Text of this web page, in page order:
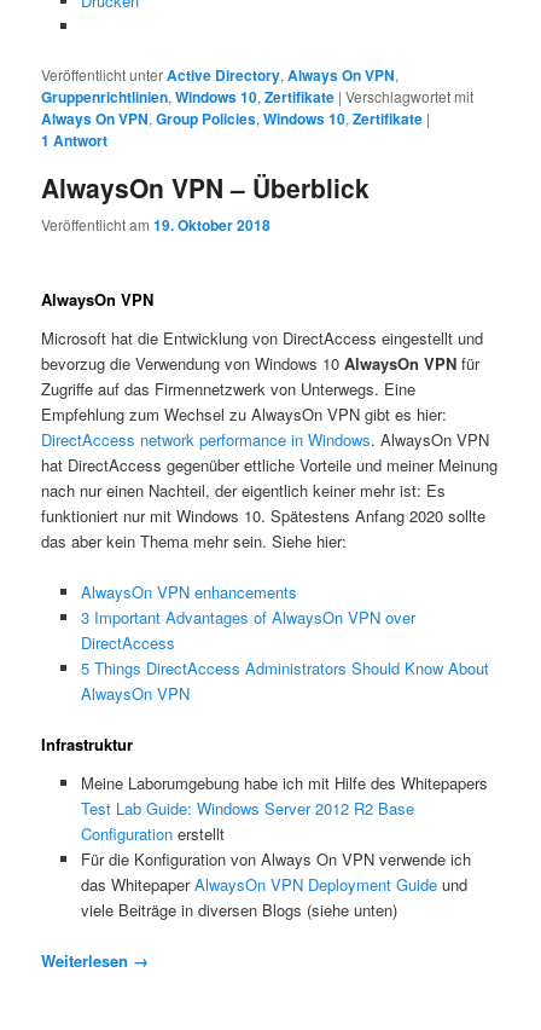
Veröffentlicht unterActive Directory,Always On VPN,
Gruppenrichtlinien,Windows 10,Zertifikate |Verschlagwortet mit
Always On VPN,Group Policies,Windows 10,Zertifikate |
1 Antwort
AlwaysOn VPN – Überblick
Veröffentlicht am19. Oktober 2018
AlwaysOn VPN
Microsoft hat die Entwicklung von DirectAccess eingestellt und
bevorzug die Verwendung von Windows 10AlwaysOn VPN für
Zugriffe auf das Firmennetzwerk von Unterwegs. Eine
Empfehlung zum Wechsel zu AlwaysOn VPN gibt es hier:
DirectAccess network performance in Windows. AlwaysOn VPN
hat DirectAccess gegenüber ettliche Vorteile und meiner Meinung
nach nur einen Nachteil, der eigentlich keiner mehr ist: Es
funktioniert nur mit Windows 10. Spätestens Anfang 2020 sollte
das aber kein Thema mehr sein. Siehe hier:
AlwaysOn VPN enhancements
3 Important Advantages of AlwaysOn VPN over
DirectAccess
5 Things DirectAccess Administrators Should Know About
AlwaysOn VPN
Infrastruktur
Meine Laborumgebung habe ich mit Hilfe des Whitepapers
Test Lab Guide: Windows Server 2012 R2 Base
Configurationerstellt
Für die Konfiguration von Always On VPN verwende ich
das WhitepaperAlwaysOn VPN Deployment Guideund
viele Beiträge in diversen Blogs (siehe unten)
Weiterlesen →